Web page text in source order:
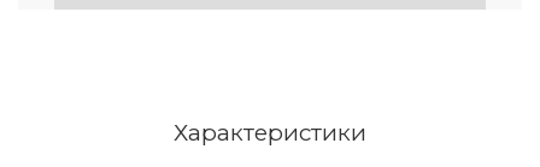
Характеристики